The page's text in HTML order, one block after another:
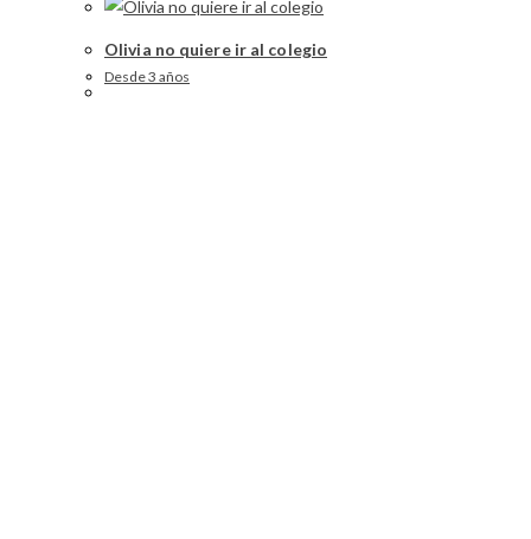
Olivia no quiere ir al colegio
Desde 3 años